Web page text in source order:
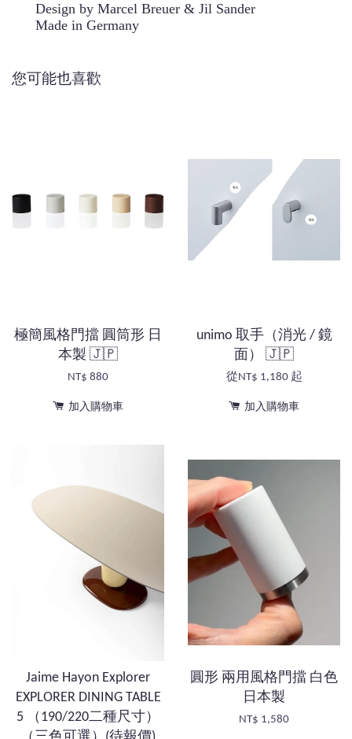
Design by Marcel Breuer & Jil Sander
Made in Germany
您可能也喜歡
極簡風格門擋 圓筒形 日
本製 🇯🇵
NT$ 880
加入購物車
unimo 取手（消光 / 鏡
面） 🇯🇵
從NT$ 1,180 起
加入購物車
Jaime Hayon Explorer
EXPLORER DINING TABLE
5 （190/220二種尺寸）
圓形 兩用風格門擋 白色
日本製
NT$ 1,580